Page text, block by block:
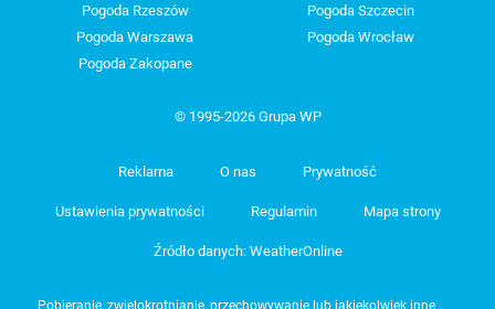
Pogoda Rzeszów
Pogoda Szczecin
Pogoda Warszawa
Pogoda Wrocław
Pogoda Zakopane
© 1995-2026 Grupa WP
Reklama O nas Prywatność
Ustawienia prywatności Regulamin Mapa strony
Źródło danych: WeatherOnline
Pobieranie, zwielokrotnianie, przechowywanie lub jakiekolwiek inne